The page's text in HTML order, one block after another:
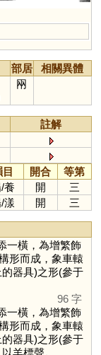
部居
相關異體
㒳
註解
開合
等第
/養 開
三
/漾 開 三
一橫，為增繁飾
形而成，象車轅
器具)之形(參于
96 字
一橫，為增繁飾
形而成，象車轅
器具)之形(參于